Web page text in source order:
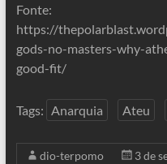
Fonte:
https://
gods-no-masters-why-
good-fit/
Tags: Anarquia Ateu
dio-terpomo
3 de